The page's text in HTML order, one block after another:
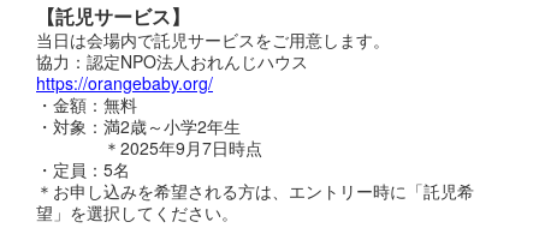
【託児サービス】
当日は会場内で託児サービスをご用意します。
協力：認定NPO法人おれんじハウス
https://orangebaby.org/
・金額：無料
・対象：満2歳～小学2年生
＊2025年9月7日時点
・定員：5名
＊お申し込みを希望される方は、エントリー時に「託児希
望」を選択してください。